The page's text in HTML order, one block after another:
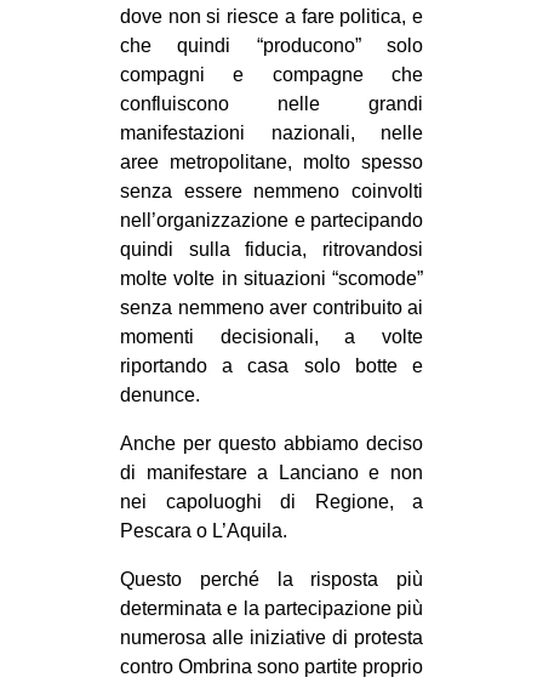
dove non si riesce a fare politica, e
che quindi “producono” solo
compagni e compagne che
confluiscono nelle grandi
manifestazioni nazionali, nelle
aree metropolitane, molto spesso
senza essere nemmeno coinvolti
nell’organizzazione e partecipando
quindi sulla fiducia, ritrovandosi
molte volte in situazioni “scomode”
senza nemmeno aver contribuito ai
momenti decisionali, a volte
riportando a casa solo botte e
denunce.
Anche per questo abbiamo deciso
di manifestare a Lanciano e non
nei capoluoghi di Regione, a
Pescara o L’Aquila.
Questo perché la risposta più
determinata e la partecipazione più
numerosa alle iniziative di protesta
contro Ombrina sono partite proprio